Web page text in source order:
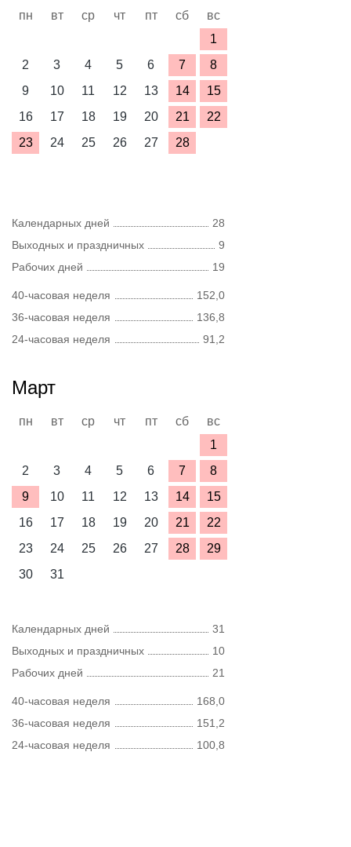
пн вт ср чт пт сб
вс
1
2
3 4 5 6 7
8
9
10 11 12 13 14
15
16
17 18 19 20 21
22
23
24 25 26 27 28
Календарных дней
28
Выходных и праздничных
9
Рабочих дней
19
40-часовая неделя
152,0
36-часовая неделя
136,8
24-часовая неделя
91,2
Март
пн вт ср чт пт сб
вс
1
2
3 4 5 6 7
8
9
10 11 12 13 14
15
16
17 18 19 20 21
22
23
24 25 26 27 28
29
30
31
Календарных дней
31
Выходных и праздничных
10
Рабочих дней
21
40-часовая неделя
168,0
36-часовая неделя
151,2
24-часовая неделя
100,8